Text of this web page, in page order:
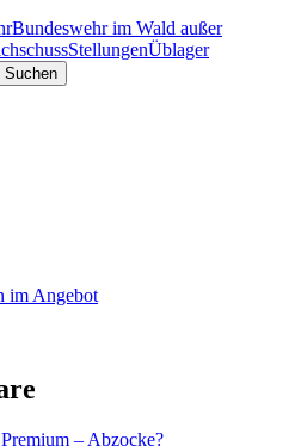
Bundeswehr im Wald außer
StellungenÜblager
im Angebot
– Abzocke?